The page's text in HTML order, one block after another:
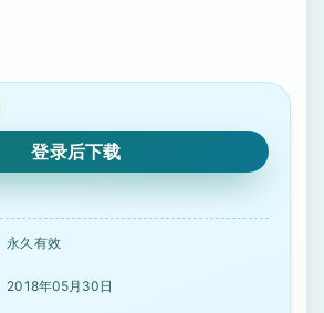
登录后下载
永久有效
2018年05月30日